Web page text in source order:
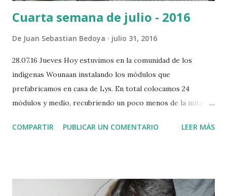
Cuarta semana de julio - 2016
De Juan Sebastian Bedoya julio 31, 2016
28.07.16 Jueves Hoy estuvimos en la comunidad de los
indígenas Wounaan instalando los módulos que
prefabricamos en casa de Lys. En total colocamos 24
módulos y medio, recubriendo un poco menos de la mitad
amarraderas y la estructura de Petambú la rigidizamos con
pues con los módulos aumenta la resistencia al viento y si
COMPARTIR PUBLICAR UN COMENTARIO LEER MÁS